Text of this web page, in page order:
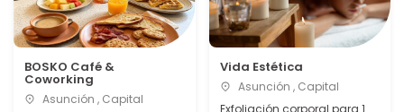
BOSKO Café &
Coworking
Asunción , Capital
Vida Estética
Asunción , Capital
Exfoliación corporal para 1